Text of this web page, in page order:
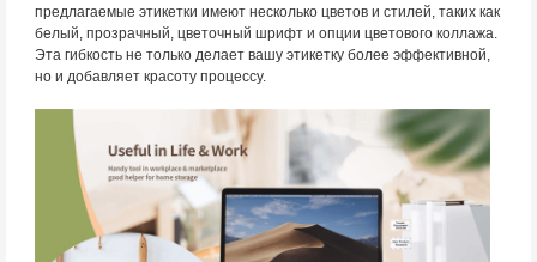
предлагаемые этикетки имеют несколько цветов и стилей, таких как
белый, прозрачный, цветочный шрифт и опции цветового коллажа.
Эта гибкость не только делает вашу этикетку более эффективной,
но и добавляет красоту процессу.